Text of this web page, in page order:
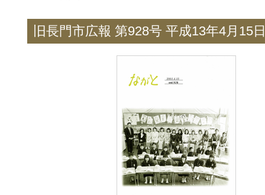
旧長門市広報 第928号 平成13年4月15